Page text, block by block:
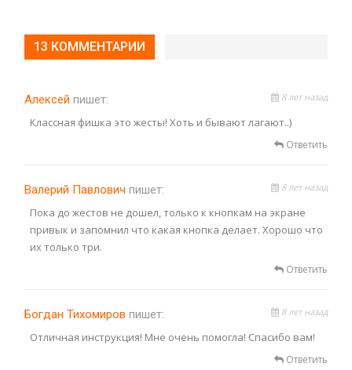
13 КОММЕНТАРИИ
Алексей пишет: 8 лет назад
Классная фишка это жесты! Хоть и бывают лагают..)
Ответить
Валерий Павлович пишет: 8 лет назад
Пока до жестов не дошел, только к кнопкам на экране
привык и запомнил что какая кнопка делает. Хорошо что
их только три.
Ответить
Богдан Тихомиров пишет: 8 лет назад
Отличная инструкция! Мне очень помогла! Спасибо вам!
Ответить